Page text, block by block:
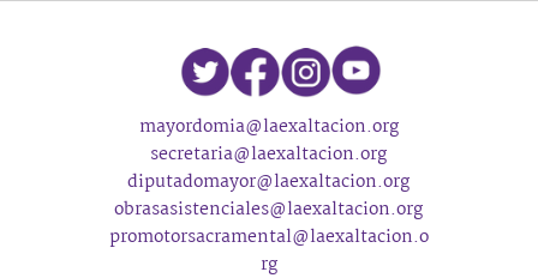
mayordomia@laexaltacion.org
secretaria@laexaltacion.org
diputadomayor@laexaltacion.org
obrasasistenciales@laexaltacion.org
promotorsacramental@laexaltacion.o
rg